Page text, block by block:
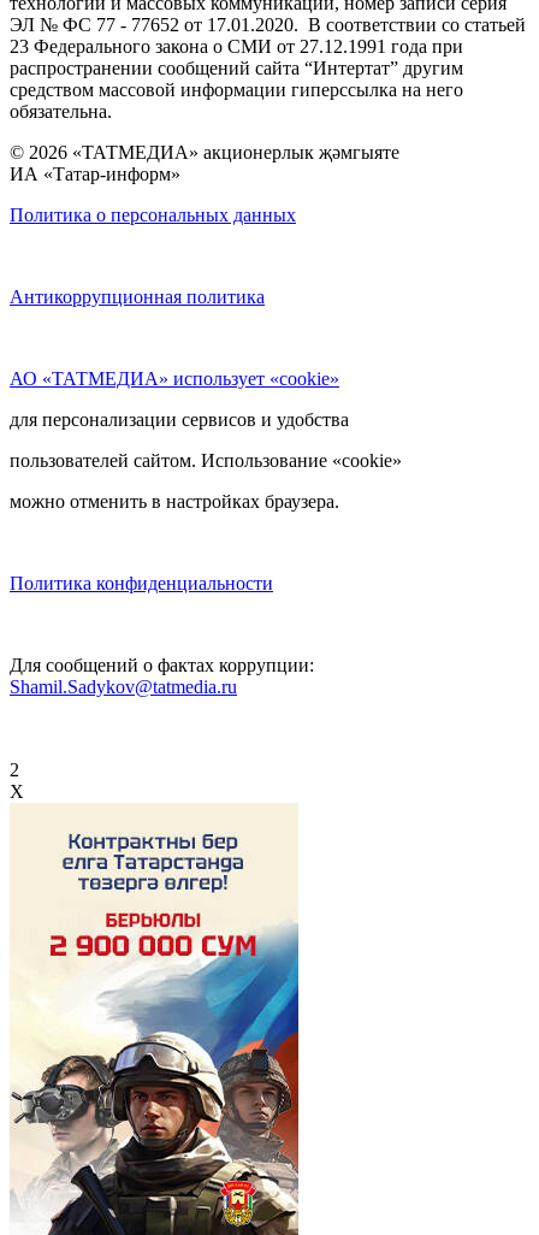
ЭЛ № ФС 77 - 77652 от 17.01.2020. В соответствии со статьей
23 Федерального закона о СМИ от 27.12.1991 года при
распространении сообщений сайта “Интертат” другим
средством массовой информации гиперссылка на него
обязательна.
© 2026 «ТАТМЕДИА» акционерлык җәмгыяте
ИА «Татар-информ»
Политика о персональных данных
Антикоррупционная политика
АО «ТАТМЕДИА» использует «cookie»
для персонализации сервисов и удобства
пользователей сайтом. Использование «cookie»
можно отменить в настройках браузера.
Политика конфиденциальности
Для сообщений о фактах коррупции:
Shamil.Sadykov@tatmedia.ru
2
X